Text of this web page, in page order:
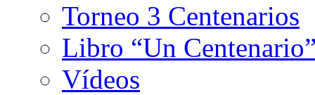
Torneo 3 Centenarios
Libro “Un
Vídeos